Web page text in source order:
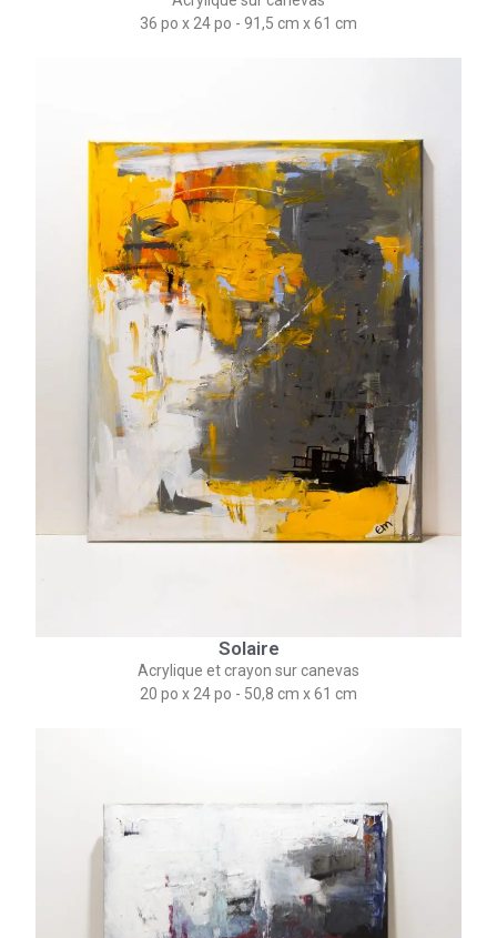
36 po x 24 po - 91,5 cm x 61 cm
Solaire
Acrylique et crayon sur canevas
20 po x 24 po - 50,8 cm x 61 cm